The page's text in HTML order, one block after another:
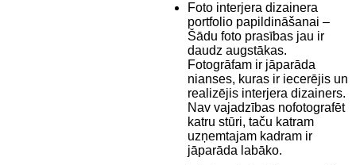
Foto interjera dizainera
portfolio papildināšanai –
Šādu foto prasības jau ir
daudz augstākas.
Fotogrāfam ir jāparāda
nianses, kuras ir iecerējis un
realizējis interjera dizainers.
Nav vajadzības nofotografēt
katru stūri, taču katram
uzņemtajam kadram ir
jāparāda labāko.